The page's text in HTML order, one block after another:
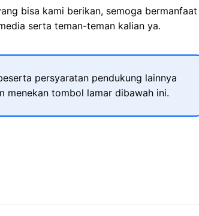
bisa kami berikan, semoga bermanfaat
serta teman-teman kalian ya.
persyaratan pendukung lainnya
menekan tombol lamar dibawah ini.